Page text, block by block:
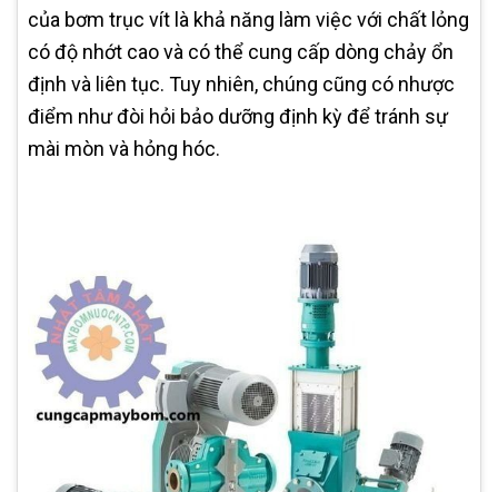
của bơm trục vít là khả năng làm việc với chất lỏng
có độ nhớt cao và có thể cung cấp dòng chảy ổn
định và liên tục. Tuy nhiên, chúng cũng có nhược
điểm như đòi hỏi bảo dưỡng định kỳ để tránh sự
mài mòn và hỏng hóc.